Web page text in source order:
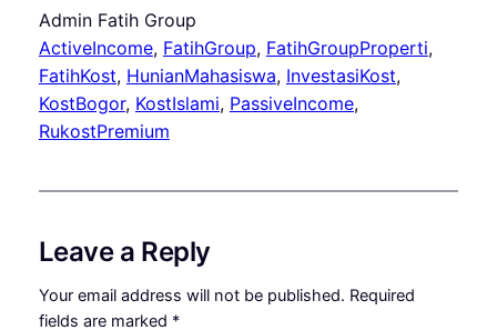
Admin Fatih Group
ActiveIncome, FatihGroup, FatihGroupProperti ,
FatihKost, HunianMahasiswa, InvestasiKost ,
KostBogor, KostIslami, PassiveIncome ,
RukostPremium
Leave a Reply
Your email address will not be published. Required
fields are marked *